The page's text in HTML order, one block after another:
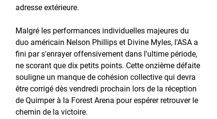
adresse extérieure.
Malgré les performances individuelles majeures du
duo américain Nelson Phillips et Divine Myles, l'ASA a
fini par s'enrayer offensivement dans l'ultime période,
ne scorant que dix petits points. Cette onzième défaite
souligne un manque de cohésion collective qui devra
être corrigé dès vendredi prochain lors de la réception
de Quimper à la Forest Arena pour espérer retrouver le
chemin de la victoire.